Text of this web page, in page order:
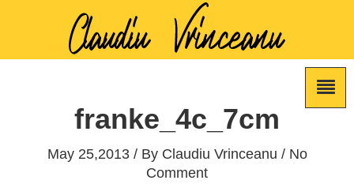
franke_4c_7cm
May 25,2013 / By Claudiu Vrinceanu / No
Comment